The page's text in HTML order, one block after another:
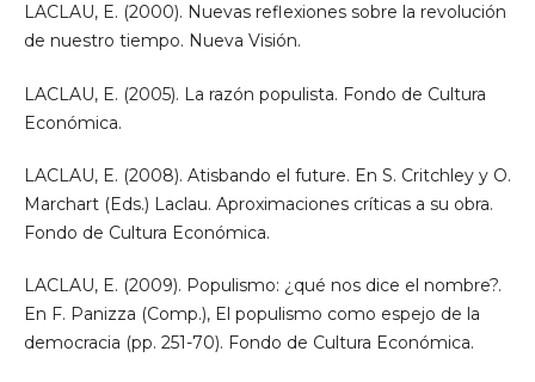
LACLAU, E. (2000). Nuevas reflexiones sobre la revolución
de nuestro tiempo. Nueva Visión.
LACLAU, E. (2005). La razón populista. Fondo de Cultura
Económica.
LACLAU, E. (2008). Atisbando el future. En S. Critchley y O.
Marchart (Eds.) Laclau. Aproximaciones críticas a su obra.
Fondo de Cultura Económica.
LACLAU, E. (2009). Populismo: ¿qué nos dice el nombre?.
En F. Panizza (Comp.), El populismo como espejo de la
democracia (pp. 251-70). Fondo de Cultura Económica.